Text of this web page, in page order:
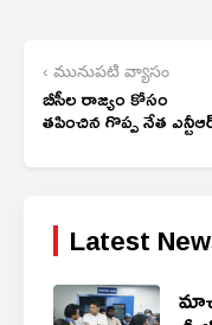
‹ మునుపటి వ్యాసం
బీసీల రాజ్యం కోసం
తపించిన గొప్ప నేత
Latest